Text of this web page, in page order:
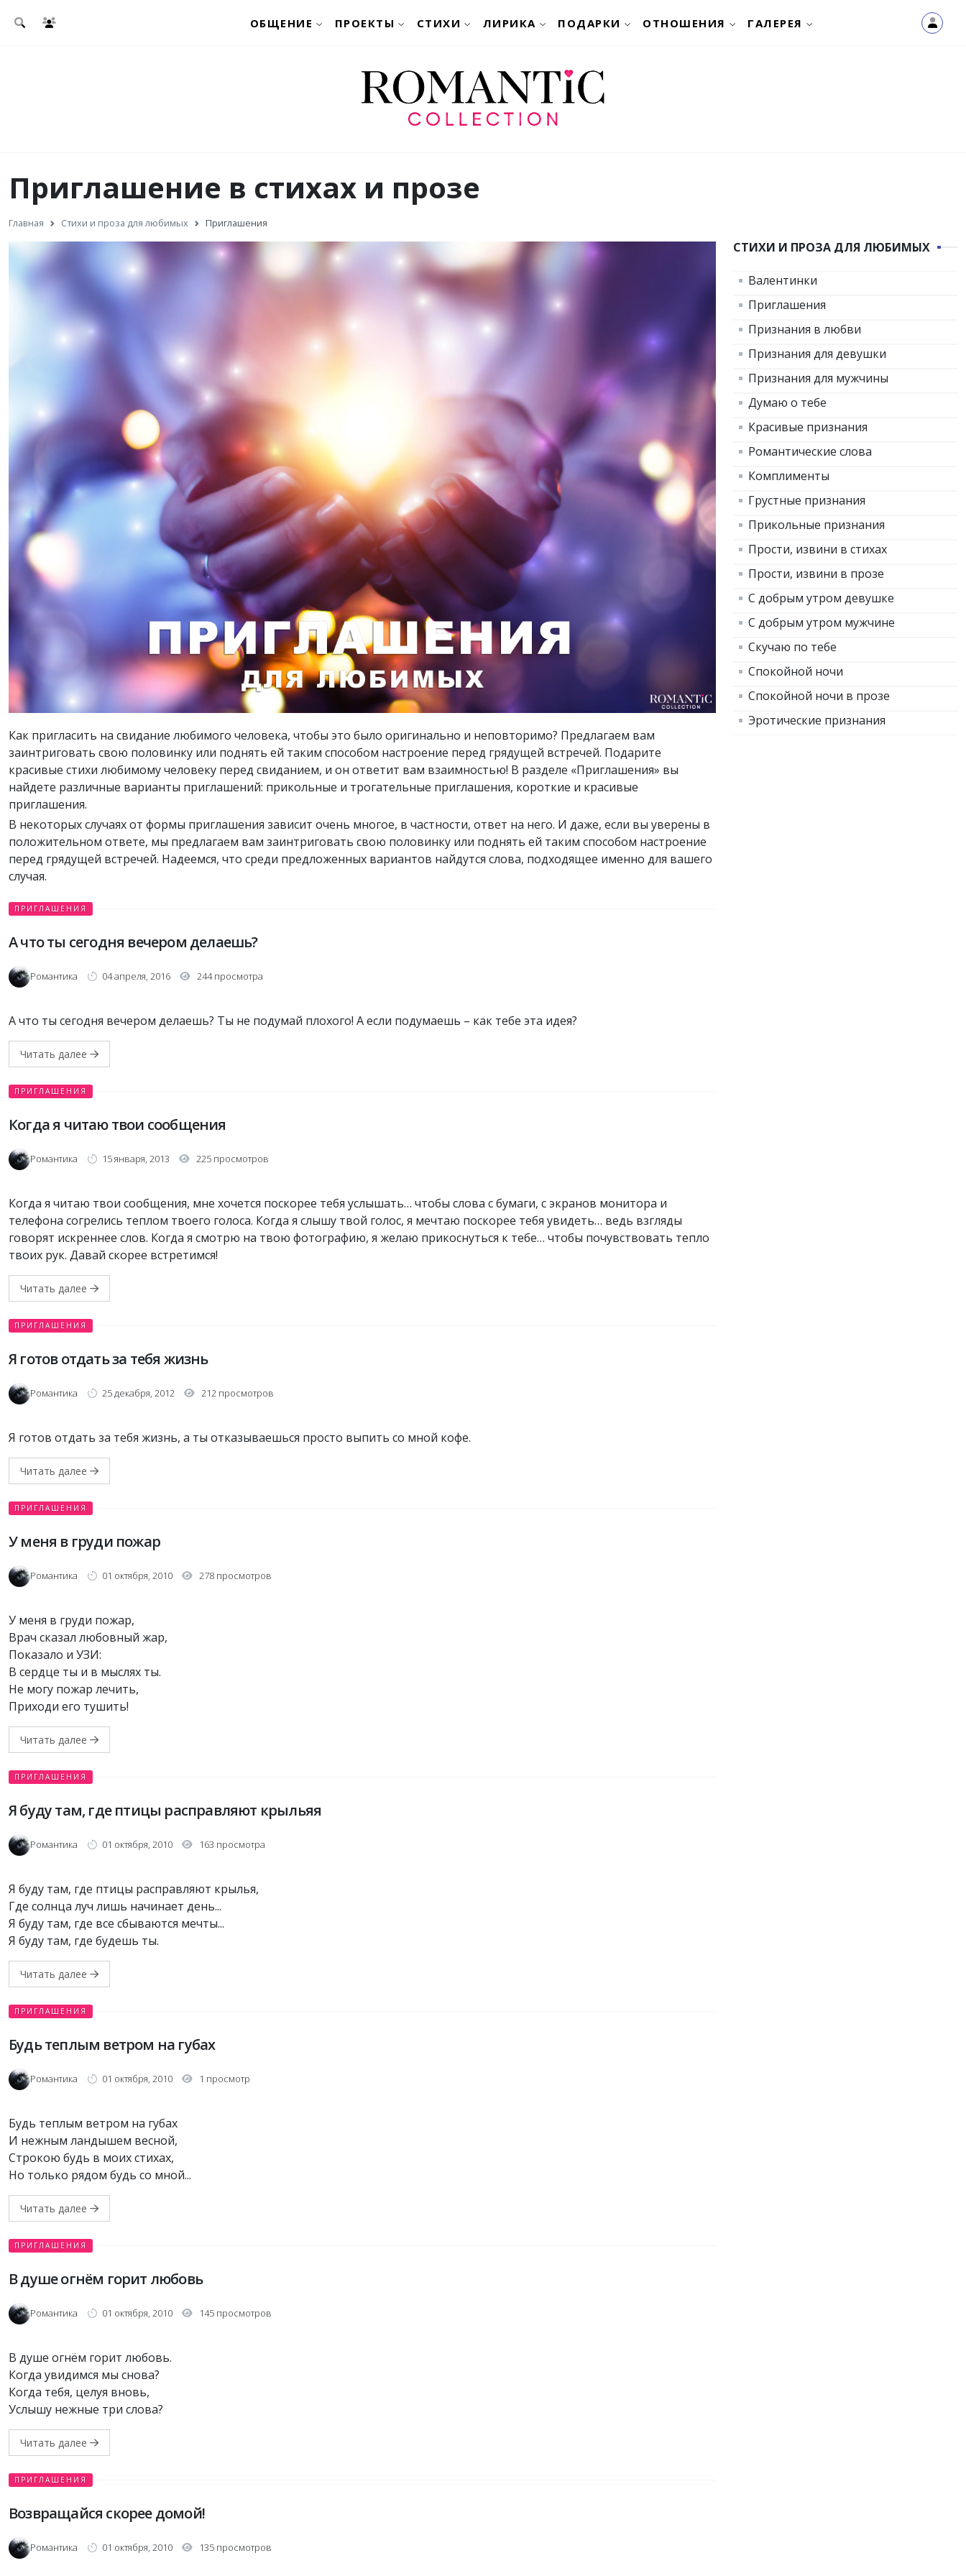
ОБЩЕНИЕ ПРОЕКТЫ СТИХИ ЛИРИКА ПОДАРКИ ОТНОШЕНИЯ ГАЛЕРЕЯ
Приглашение в стихах и прозе
Главная Стихи и проза для любимых Приглашения
Как пригласить на свидание любимого человека, чтобы это было оригинально и неповторимо? Предлагаем вам
заинтриговать свою половинку или поднять ей таким способом настроение перед грядущей встречей. Подарите
красивые стихи любимому человеку перед свиданием, и он ответит вам взаимностью! В разделе «Приглашения» вы
найдете различные варианты приглашений: прикольные и трогательные приглашения, короткие и красивые
приглашения.
В некоторых случаях от формы приглашения зависит очень многое, в частности, ответ на него. И даже, если вы уверены в
положительном ответе, мы предлагаем вам заинтриговать свою половинку или поднять ей таким способом настроение
перед грядущей встречей. Надеемся, что среди предложенных вариантов найдутся слова, подходящее именно для вашего
случая.
ПРИГЛАШЕНИЯ
А что ты сегодня вечером делаешь?
Романтика 04 апреля, 2016 244 просмотра
А что ты сегодня вечером делаешь? Ты не подумай плохого! А если подумаешь – как тебе эта идея?
Читать далее
ПРИГЛАШЕНИЯ
Когда я читаю твои сообщения
Романтика 15 января, 2013 225 просмотров
Когда я читаю твои сообщения, мне хочется поскорее тебя услышать… чтобы слова с бумаги, с экранов монитора и
телефона согрелись теплом твоего голоса. Когда я слышу твой голос, я мечтаю поскорее тебя увидеть… ведь взгляды
говорят искреннее слов. Когда я смотрю на твою фотографию, я желаю прикоснуться к тебе… чтобы почувствовать тепло
твоих рук. Давай скорее встретимся!
Читать далее
ПРИГЛАШЕНИЯ
Я готов отдать за тебя жизнь
Романтика 25 декабря, 2012 212 просмотров
Я готов отдать за тебя жизнь, а ты отказываешься просто выпить со мной кофе.
Читать далее
ПРИГЛАШЕНИЯ
У меня в груди пожар
Романтика 01 октября, 2010 278 просмотров
У меня в груди пожар,
Врач сказал любовный жар,
Показало и УЗИ:
В сердце ты и в мыслях ты.
Не могу пожар лечить,
Приходи его тушить!
Читать далее
ПРИГЛАШЕНИЯ
Я буду там, где птицы расправляют крыльяя
Романтика 01 октября, 2010 163 просмотра
Я буду там, где птицы расправляют крылья,
Где солнца луч лишь начинает день...
Я буду там, где все сбываются мечты...
Я буду там, где будешь ты.
Читать далее
ПРИГЛАШЕНИЯ
Будь теплым ветром на губах
Романтика 01 октября, 2010 1 просмотр
Будь теплым ветром на губах
И нежным ландышем весной,
Строкою будь в моих стихах,
Но только рядом будь со мной...
Читать далее
ПРИГЛАШЕНИЯ
В душе огнём горит любовь
Романтика 01 октября, 2010 145 просмотров
В душе огнём горит любовь.
Когда увидимся мы снова?
Когда тебя, целуя вновь,
Услышу нежные три слова?
Читать далее
ПРИГЛАШЕНИЯ
Возвращайся скорее домой!
Романтика 01 октября, 2010 135 просмотров
СТИХИ И ПРОЗА ДЛЯ ЛЮБИМЫХ
Валентинки
Приглашения
Признания в любви
Признания для девушки
Признания для мужчины
Думаю о тебе
Красивые признания
Романтические слова
Комплименты
Грустные признания
Прикольные признания
Прости, извини в стихах
Прости, извини в прозе
С добрым утром девушке
С добрым утром мужчине
Скучаю по тебе
Спокойной ночи
Спокойной ночи в прозе
Эротические признания